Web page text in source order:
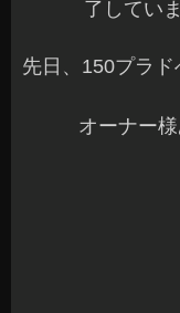
了してい
先日、150プラ
オーナー